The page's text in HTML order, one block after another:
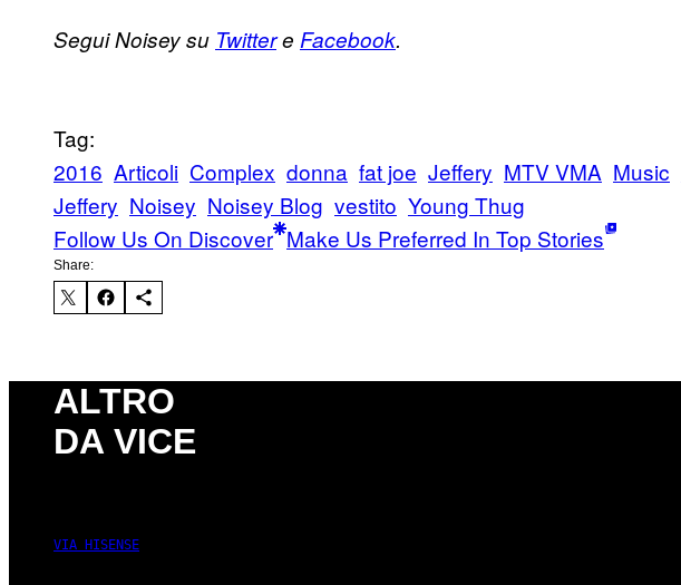
Segui Noisey su Twittere Facebook.
Tag:
2016 Articoli Complex donna fat joe Jeffery MTV VMA Music
Jeffery Noisey Noisey Blog vestito Young Thug
Follow Us On Discover Make Us Preferred In Top Stories
Share:
ALTRO
DA VICE
VIA HISENSE